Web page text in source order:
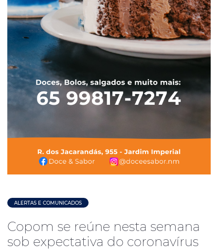
ALERTAS E COMUNICADOS
Copom se reúne nesta semana
sob expectativa do coronavírus